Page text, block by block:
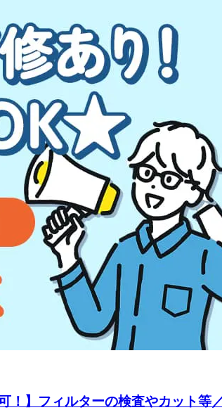
！】フィルターの検査やカット等